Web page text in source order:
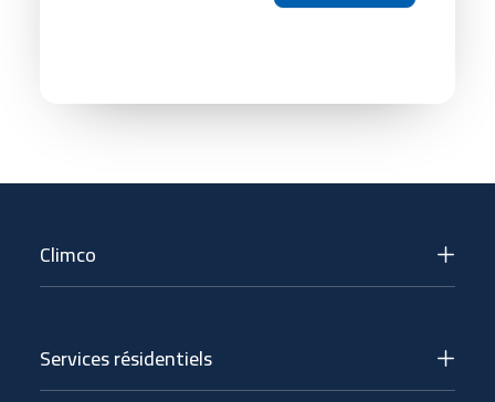
Climco
Services résidentiels